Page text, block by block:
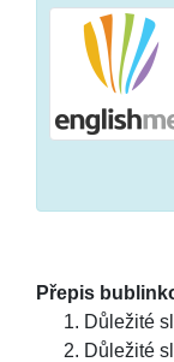
Přepis
Důležité
Důležité